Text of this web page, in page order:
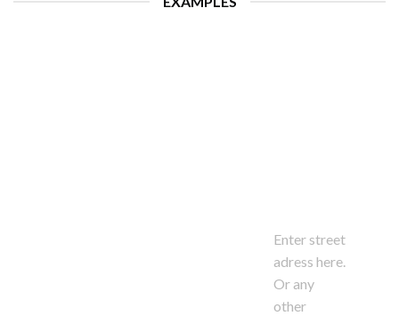
Enter street
adress here.
Or any
other